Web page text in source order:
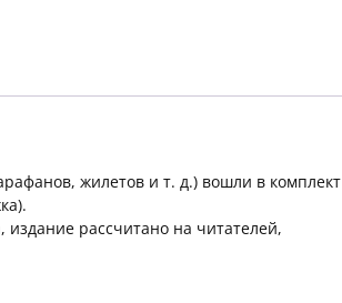
жилетов и т. д.) вошли в комплект
рассчитано на читателей,